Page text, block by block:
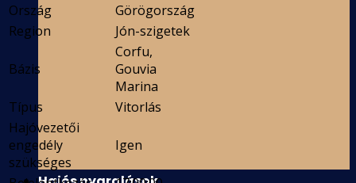
Ország
Görögország
Region
Jón-szigetek
Bázis
Corfu,
Gouvia
Marina
Típus
Vitorlás
Hajóvezetői
engedély
szükséges
Igen